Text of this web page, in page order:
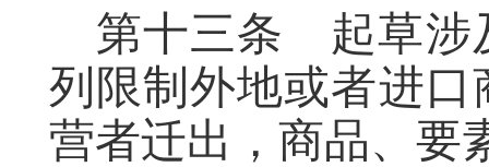
第十三条 起草涉
列限制外地或者进
营者迁出，商品、要